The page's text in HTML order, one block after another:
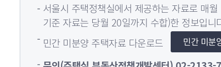
서울시 주택정책실에서 제공하는 자료로 매
기준 자료는 당월 20일까지 수합)한 정보입니
민간 미분양 주택자료 다운로드
민간 미분